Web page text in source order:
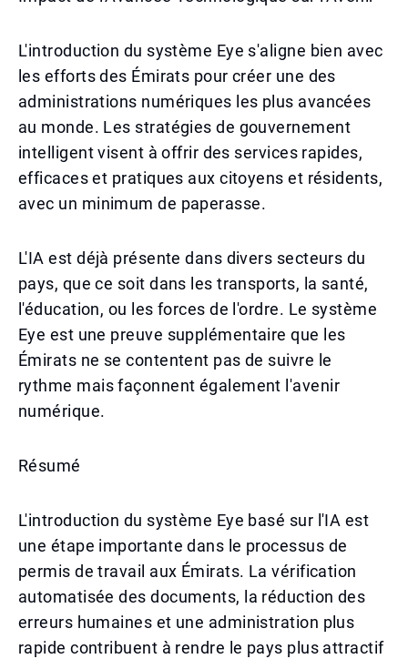
L'introduction du système Eye s'aligne bien avec
les efforts des Émirats pour créer une des
administrations numériques les plus avancées
au monde. Les stratégies de gouvernement
intelligent visent à offrir des services rapides,
efficaces et pratiques aux citoyens et résidents,
avec un minimum de paperasse.
L'IA est déjà présente dans divers secteurs du
pays, que ce soit dans les transports, la santé,
l'éducation, ou les forces de l'ordre. Le système
Eye est une preuve supplémentaire que les
Émirats ne se contentent pas de suivre le
rythme mais façonnent également l'avenir
numérique.
Résumé
L'introduction du système Eye basé sur l'IA est
une étape importante dans le processus de
permis de travail aux Émirats. La vérification
automatisée des documents, la réduction des
erreurs humaines et une administration plus
rapide contribuent à rendre le pays plus attractif